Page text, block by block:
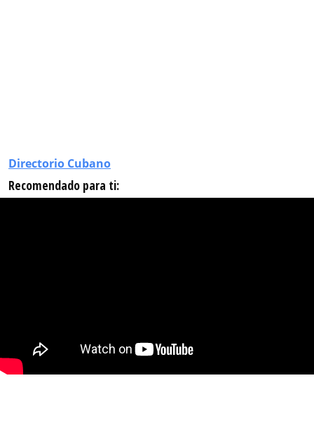
Directorio Cubano
Recomendado para ti: